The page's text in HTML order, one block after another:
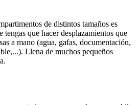
de distintos tamaños es
tengas que hacer desplazamientos que
a mano (agua, gafas, documentación,
Llena de muchos pequeños